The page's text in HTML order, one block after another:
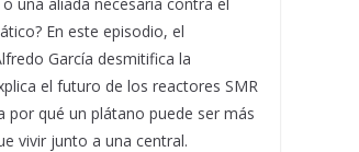
En este episodio, el
García desmitifica la
el futuro de los reactores SMR
por qué un plátano puede ser más
vivir junto a una central.